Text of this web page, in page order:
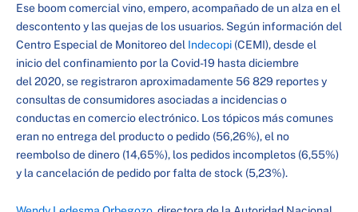
Ese boom comercial vino, empero, acompañado de un alza en el
descontento y las quejas de los usuarios. Según información del
Centro Especial de Monitoreo del Indecopi (CEMI), desde el
inicio del confinamiento por la Covid-19 hasta diciembre
del 2020, se registraron aproximadamente 56 829 reportes y
consultas de consumidores asociadas a incidencias o
conductas en comercio electrónico. Los tópicos más comunes
eran no entrega del producto o pedido (56,26%), el no
reembolso de dinero (14,65%), los pedidos incompletos (6,55%)
y la cancelación de pedido por falta de stock (5,23%).